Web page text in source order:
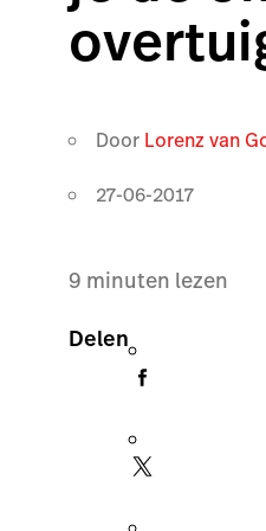
Door Lorenz van
27-06-2017
9 minuten lezen
Delen